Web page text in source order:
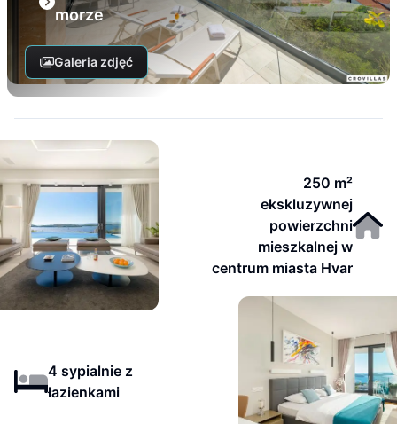
morze
Galeria zdjęć
250 m²
ekskluzywnej
powierzchni
mieszkalnej w
centrum miasta Hvar
4 sypialnie z
łazienkami